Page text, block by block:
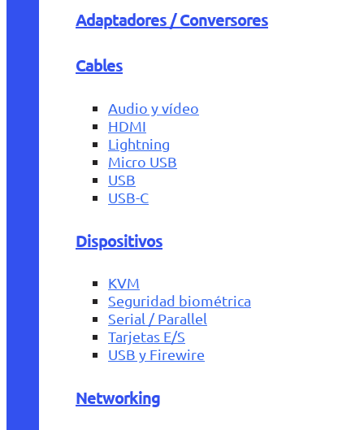
Adaptadores / Conversores
Cables
Audio y vídeo
HDMI
Lightning
Micro USB
USB
USB-C
Dispositivos
KVM
Seguridad biométrica
Serial / Parallel
Tarjetas E/S
USB y Firewire
Networking